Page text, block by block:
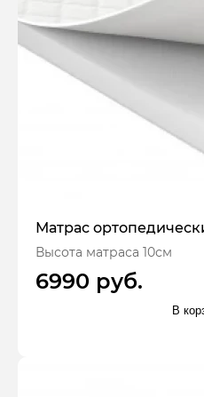
Матрас
Высота матраса 10см
6990 руб.
В